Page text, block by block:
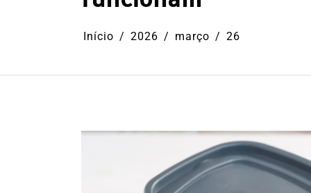
Início 2026 março 26